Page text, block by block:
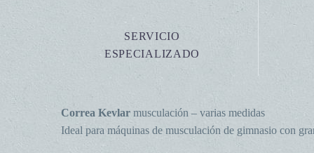
SERVICIO
ESPECIALIZADO
Correa Kevlar musculación – varias medidas
Ideal para máquinas de musculación de gimnasio con